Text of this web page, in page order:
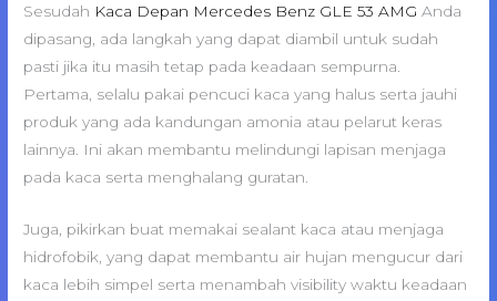
Sesudah Kaca Depan Mercedes Benz GLE 53 AMG Anda
dipasang, ada langkah yang dapat diambil untuk sudah
pasti jika itu masih tetap pada keadaan sempurna.
Pertama, selalu pakai pencuci kaca yang halus serta jauhi
produk yang ada kandungan amonia atau pelarut keras
lainnya. Ini akan membantu melindungi lapisan menjaga
pada kaca serta menghalang guratan.
Juga, pikirkan buat memakai sealant kaca atau menjaga
hidrofobik, yang dapat membantu air hujan mengucur dari
kaca lebih simpel serta menambah visibility waktu keadaan